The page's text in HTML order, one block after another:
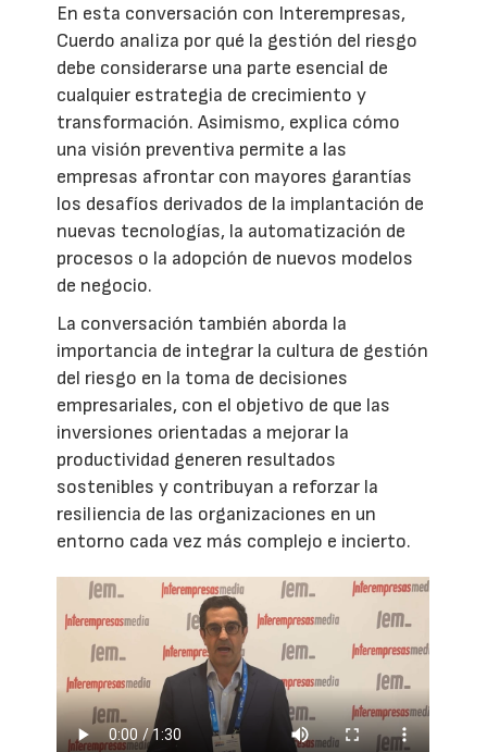
En esta conversación con Interempresas,
Cuerdo analiza por qué la gestión del riesgo
debe considerarse una parte esencial de
cualquier estrategia de crecimiento y
transformación. Asimismo, explica cómo
una visión preventiva permite a las
empresas afrontar con mayores garantías
los desafíos derivados de la implantación de
nuevas tecnologías, la automatización de
procesos o la adopción de nuevos modelos
de negocio.
La conversación también aborda la
importancia de integrar la cultura de gestión
del riesgo en la toma de decisiones
empresariales, con el objetivo de que las
inversiones orientadas a mejorar la
productividad generen resultados
sostenibles y contribuyan a reforzar la
resiliencia de las organizaciones en un
entorno cada vez más complejo e incierto.